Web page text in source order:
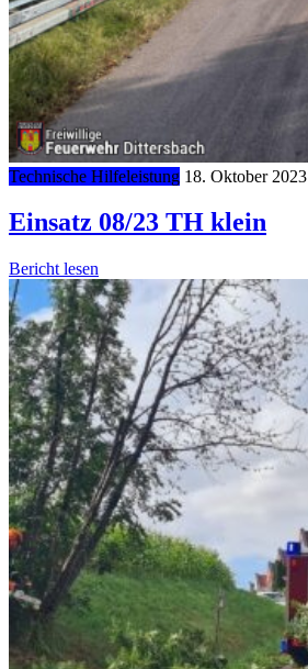
Technische Hilfeleistung 18. Oktober 2023
Einsatz 08/23 TH klein
Bericht lesen